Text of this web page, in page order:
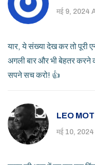
मई 9, 2024
यार, ये संख्या देख कर तो पूरी
अगली बार और भी बेहतर करने
सपने सच करो! 👍
LEO
मई 10,